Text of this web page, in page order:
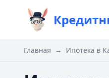
Главная → Ипотека в